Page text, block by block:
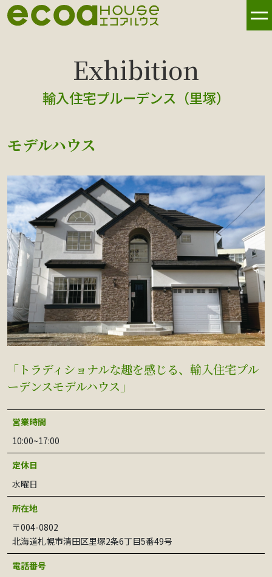
輸入住宅プルーデンス（里塚）
モデルハウス
「トラディショナルな趣を感じる、輸入住宅プル
ーデンスモデルハウス」
営業時間
10:00~17:00
定休日
水曜日
所在地
〒004-0802
北海道札幌市清田区里塚2条6丁目5番49号
電話番号